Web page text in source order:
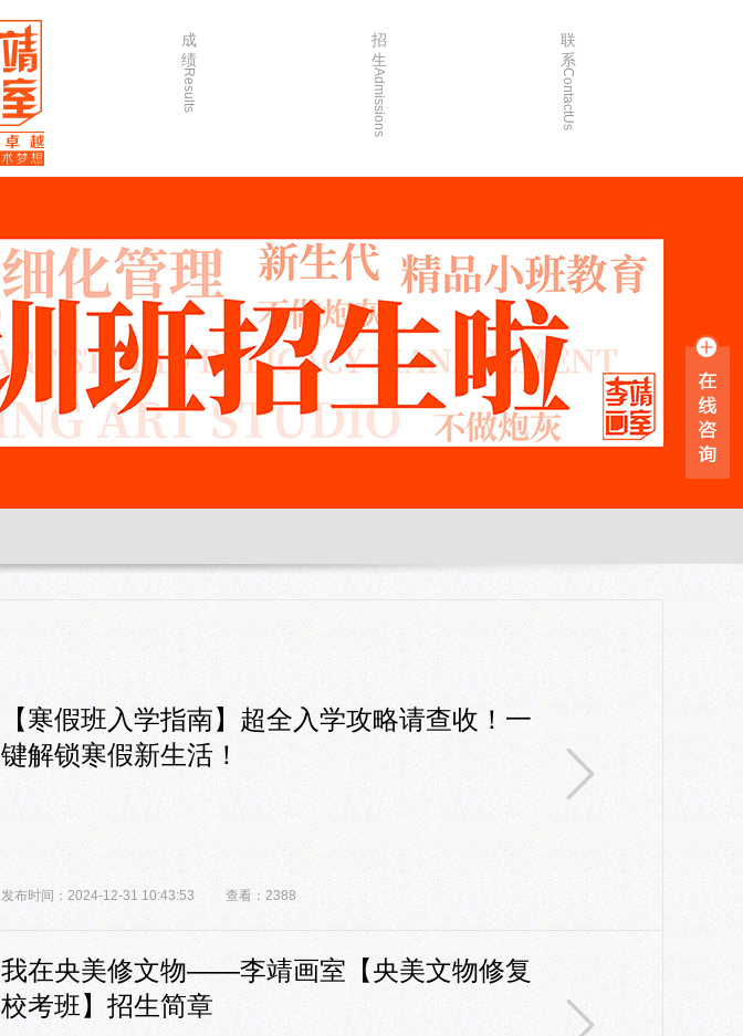
成
绩
Results
2021年
2020年
招
生
Admissions
在线报名
家长沟通
入学指南
联
系
ContactUs
【寒假班入学指南】超全入学攻略请查收！一
键解锁寒假新生活！
发布时间：2024-12-31 10:43:53 查看：2388
我在央美修文物——李靖画室【央美文物修复
校考班】招生简章